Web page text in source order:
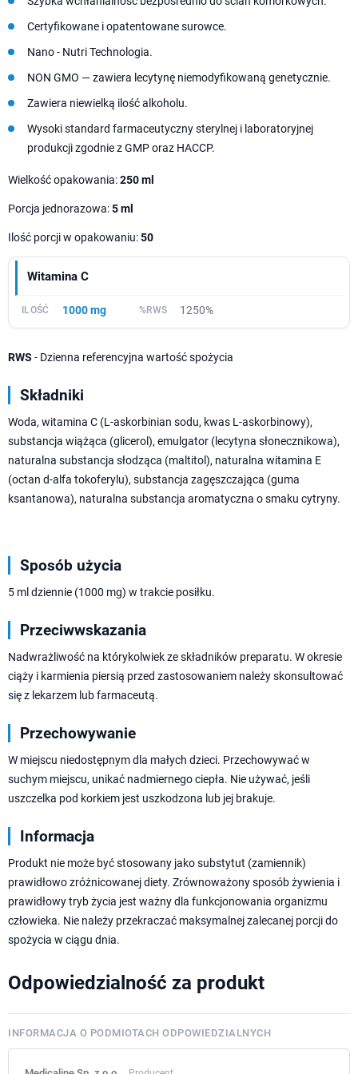
Certyfikowane i opatentowane surowce.
Nano - Nutri Technologia.
NON GMO — zawiera lecytynę niemodyfikowaną genetycznie.
Zawiera niewielką ilość alkoholu.
Wysoki standard farmaceutyczny sterylnej i laboratoryjnej
produkcji zgodnie z GMP oraz HACCP.
Wielkość opakowania:250 ml
Porcja jednorazowa:5 ml
Ilość porcji w opakowaniu:50
Witamina C
1000 mg 1250%
RWS - Dzienna referencyjna wartość spożycia
Składniki
Woda, witamina C (L-askorbinian sodu, kwas L-askorbinowy),
substancja wiążąca (glicerol), emulgator (lecytyna słonecznikowa),
naturalna substancja słodząca (maltitol), naturalna witamina E
(octan d-alfa tokoferylu), substancja zagęszczająca (guma
ksantanowa), naturalna substancja aromatyczna o smaku cytryny.
Sposób użycia
5 ml dziennie (1000 mg) w trakcie posiłku.
Przeciwwskazania
Nadwrażliwość na którykolwiek ze składników preparatu. W okresie
ciąży i karmienia piersią przed zastosowaniem należy skonsultować
się z lekarzem lub farmaceutą.
Przechowywanie
W miejscu niedostępnym dla małych dzieci. Przechowywać w
suchym miejscu, unikać nadmiernego ciepła. Nie używać, jeśli
uszczelka pod korkiem jest uszkodzona lub jej brakuje.
Informacja
Produkt nie może być stosowany jako substytut (zamiennik)
prawidłowo zróżnicowanej diety. Zrównoważony sposób żywienia i
prawidłowy tryb życia jest ważny dla funkcjonowania organizmu
człowieka. Nie należy przekraczać maksymalnej zalecanej porcji do
spożycia w ciągu dnia.
Odpowiedzialność za produkt
INFORMACJA O PODMIOTACH ODPOWIEDZIALNYCH